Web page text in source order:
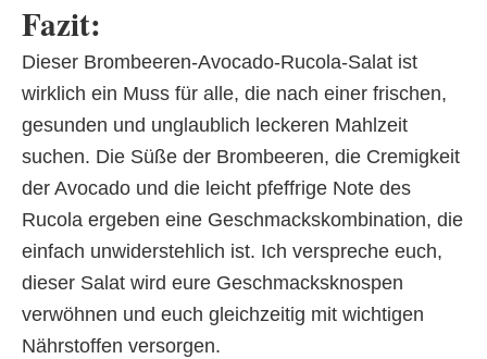
Fazit:
Dieser Brombeeren-Avocado-Rucola-Salat ist
wirklich ein Muss für alle, die nach einer frischen,
gesunden und unglaublich leckeren Mahlzeit
suchen. Die Süße der Brombeeren, die Cremigkeit
der Avocado und die leicht pfeffrige Note des
Rucola ergeben eine Geschmackskombination, die
einfach unwiderstehlich ist. Ich verspreche euch,
dieser Salat wird eure Geschmacksknospen
verwöhnen und euch gleichzeitig mit wichtigen
Nährstoffen versorgen.